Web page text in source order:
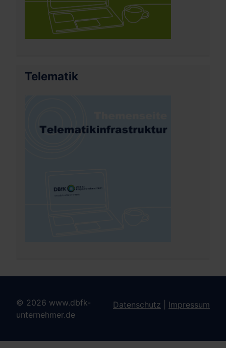
Telematik
© 2026 www.dbfk-
unternehmer.de
Datenschutz Impressum